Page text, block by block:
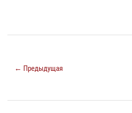
← Предыдущая